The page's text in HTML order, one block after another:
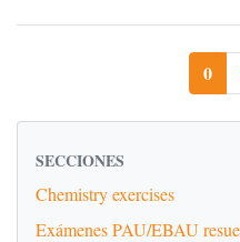
0
SECCIONES
Chemistry exercises
Exámenes PAU/EBAU